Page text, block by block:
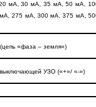
мА, 30 мА, 35 мА, 50 мА,
275 мА, 300 мА, 375 мА,
«фаза – земля»)
УЗО («+»/ «-»)